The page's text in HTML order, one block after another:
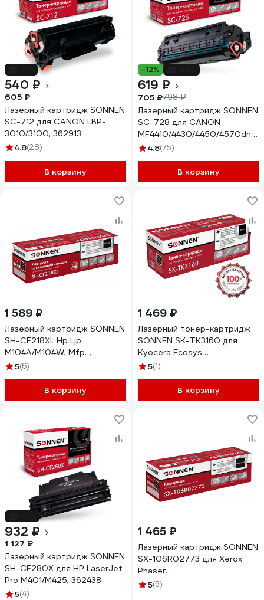
540 ₽
605 ₽
Лазерный картридж SONNEN
SC-712 для CANON LBP-
3010/3100, 362913
4.8(28)
В корзину
-12%
619 ₽
705 ₽798 ₽
Лазерный картридж SONNEN
SC-728 для CANON
MF4410/4430/4450/4570dn/
362431
4.8(75)
В корзину
1 589 ₽
Лазерный картридж SONNEN
SH-CF218XL Hp Ljp
M104A/M104W, Mfp
M132FW/M132FN/M132NW/M132A,
5(6)
В корзину
1 469 ₽
Лазерный тонер-картридж
SONNEN SK-TK3160 для
Kyocera Ecosys
P3045dn/P3050dn/P3060dn/
5(1)
В корзину
932 ₽
1 127 ₽
Лазерный картридж SONNEN
SH-CF280X для HP LaserJet
Pro M401/M425, 362438
5(4)
1 465 ₽
Лазерный картридж SONNEN
SX-106R02773 для Xerox
Phaser
3020/3020BI/WC3025/
5(5)